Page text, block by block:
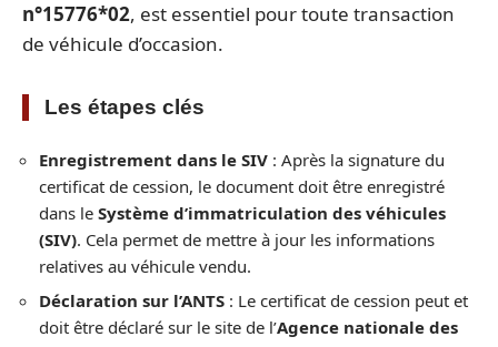
n°15776*02, est essentiel pour toute transaction
de véhicule d’occasion.
Les étapes clés
Enregistrement dans le SIV : Après la signature du
certificat de cession, le document doit être enregistré
dans le Système d’immatriculation des véhicules
(SIV). Cela permet de mettre à jour les informations
relatives au véhicule vendu.
Déclaration sur l’ANTS : Le certificat de cession peut et
doit être déclaré sur le site de l’Agence nationale des